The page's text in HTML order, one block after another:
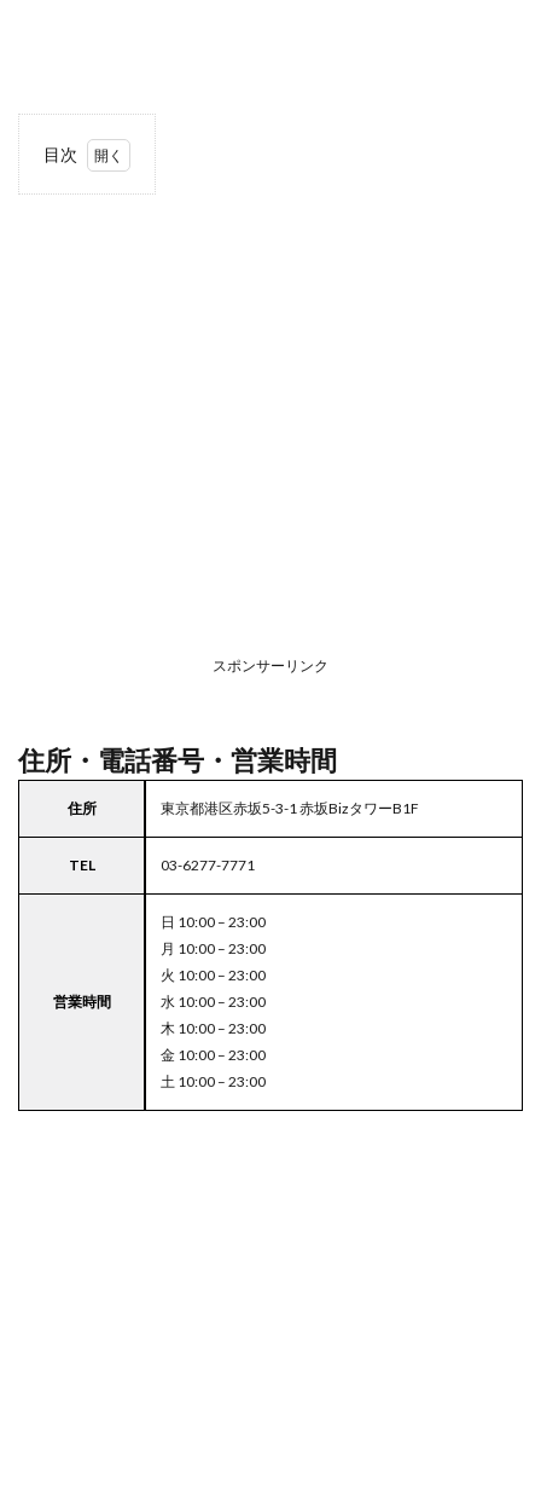
目次
城石
井
区の
ー
スポンサーリンク
住所・電話番号・営業時間
住所 東京都港区赤坂5-3-1 赤坂BizタワーB1F
TEL 03-6277-7771
営業時間
日 10:00 – 23:00
月 10:00 – 23:00
火 10:00 – 23:00
水 10:00 – 23:00
木 10:00 – 23:00
金 10:00 – 23:00
土 10:00 – 23:00